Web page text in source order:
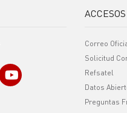
Correo
Solicitud
Refsatel
Datos
Preguntas